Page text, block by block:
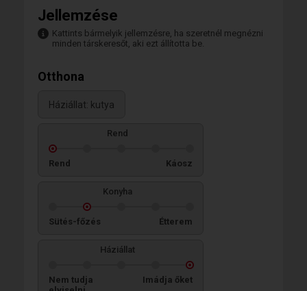
Jellemzése
Kattints bármelyik jellemzésre, ha szeretnél megnézni
minden társkeresőt, aki ezt állította be.
Otthona
Háziállat: kutya
Rend
Rend Káosz
Konyha
Sütés-főzés Étterem
Háziállat
Nem tudja
Imádja őket